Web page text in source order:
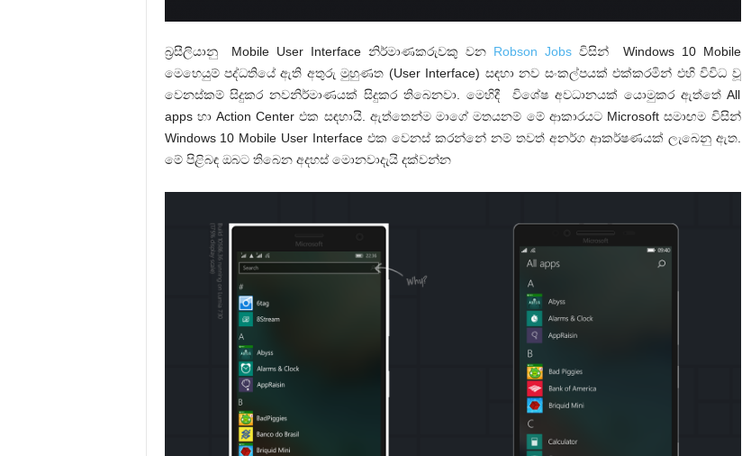
බ්‍රසීලියානු Mobile User Interface නිර්මාණකරුවකු වන Robson Jobsවිසින් Windows 10 Mobile
මෙහෙයුම් පද්ධතියේ ඇති අතුරු මුහුණත (User Interface) සඳහා නව සංකල්පයක් එක්කරමින් එහි විවිධ වූ
වෙනස්කම් සිදුකර නවනිර්මාණයක් සිදුකර තිබෙනවා. මෙහිදී විශේෂ අවධානයක් යොමුකර ඇත්තේ All
apps හා Action Center එක සඳහායි. ඇත්තෙන්ම මාගේ මතයනම් මේ ආකාරයට Microsoft සමාඟම විසින්
Windows 10 Mobile User Interface එක වෙනස් කරන්නේ නම් තවත් අනර්ග ආකර්ෂණයක් ලැබෙනු ඇත.
මේ පිළිබඳ ඔබට තිබෙන අදහස් මොනවාදැයි දක්වන්න